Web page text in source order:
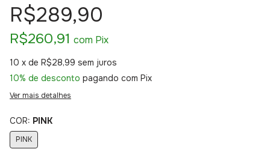
R$289,90
R$260,91 com Pix
10 x de R$28,99 sem juros
10% de desconto pagando com Pix
Ver mais detalhes
COR: PINK
PINK